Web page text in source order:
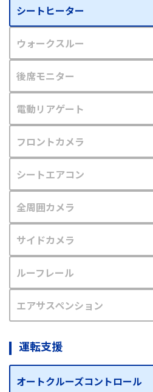
シートヒーター
ウォークスルー
後席モニター
電動リアゲート
フロントカメラ
シートエアコン
全周囲カメラ
サイドカメラ
ルーフレール
エアサスペンション
運転支援
オートクルーズコントロール